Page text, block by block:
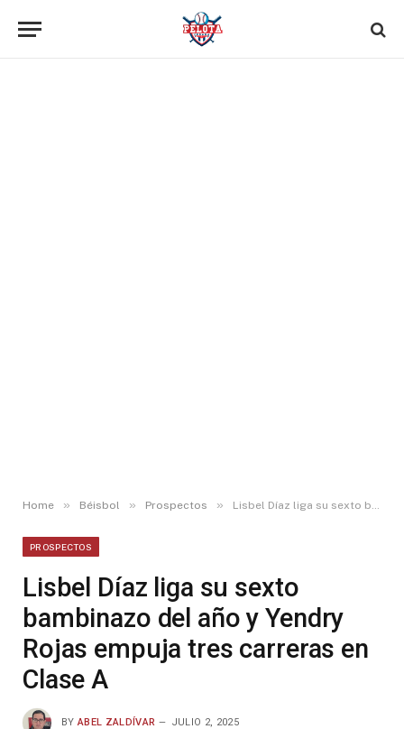
Home » Béisbol » Prospectos » Lisbel Díaz liga su sexto bambinazo del año y Yendry Rojas empuja tres carreras en Clase A
PROSPECTOS
Lisbel Díaz liga su sexto
bambinazo del año y Yendry
Rojas empuja tres carreras en
Clase A
BY ABEL ZALDÍVAR JULIO 2, 2025